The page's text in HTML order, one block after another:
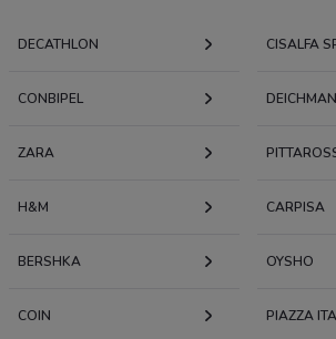
DECATHLON CISALFA
CONBIPEL
ZARA
H&M CARPISA
BERSHKA OYSHO
COIN PIAZZA